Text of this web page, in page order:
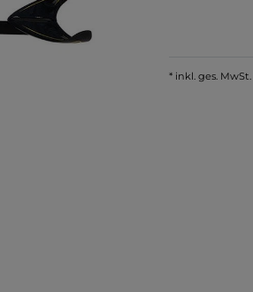
* inkl. ges.